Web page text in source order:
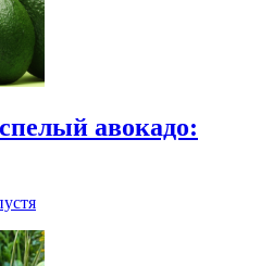
авокадо: